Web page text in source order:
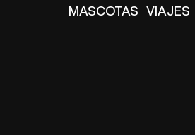
MASCOTAS VIAJES